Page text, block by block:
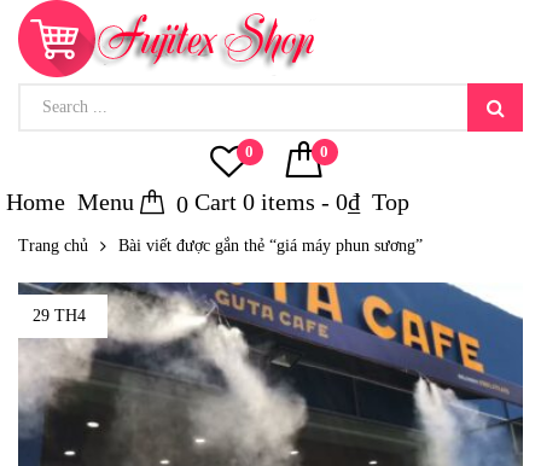
0 0
Home Menu 0 Cart 0 items - 0₫ Top
Trang chủ Bài viết được gắn thẻ “giá máy phun sương”
29 TH4